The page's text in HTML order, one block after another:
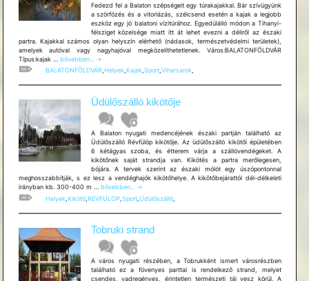
Fedezd fel a Balaton szépségeit egy túrakajakkal. Bár szívügyünk
a szörfözés és a vitorlázás, szélcsend esetén a kajak a legjobb
eszköz egy jó balatoni vízitúrához. Egyedülálló módon a Tihanyi-
félsziget közelsége miatt itt át lehet evezni a déliről az északi
partra. Kajakkal számos olyan helyszín elérhető (nádasok, természetvédelmi területek),
amelyek autóval vagy nagyhajóval megközelíthetetlenek. Város:BALATONFÖLDVÁR
Típus:kajak … Viharsarok
Vitorlás
Balatonföldvár
bővebben...
→
BALATONFÖLDVÁR,Helyek,Kajak,Sport,Viharsarok,
Üdülőszálló kikötője
A Balaton nyugati medencéjének északi partján található az
Üdülőszálló Révfülöp kikötője. Az üdülőszálló kikötői épületében
6 kétágyas szoba, és étterem várja a szállóvendégeket. A
kikötőnek saját strandja van. Kikötés a partra merőlegesen,
bójára. A tervek szerint az északi mólót egy úszópontonnal
meghosszabbítják, s ez lesz a vendéghajók kikötőhelye. A kikötőbejárattól dél-délkeleti
irányban kb. 300-400 m … Üdülőszálló
kikötője
bővebben...
→
Helyek, Kikötő, REVFULOP, Sport, Üdülőszálló,
Tobruki strand
A város nyugati részében, a Tobrukként ismert városrészben
található ez a fövenyes parttal is rendelkező strand, melyet
csendes, vadregényes, érintetlen természeti táj vesz körül. A